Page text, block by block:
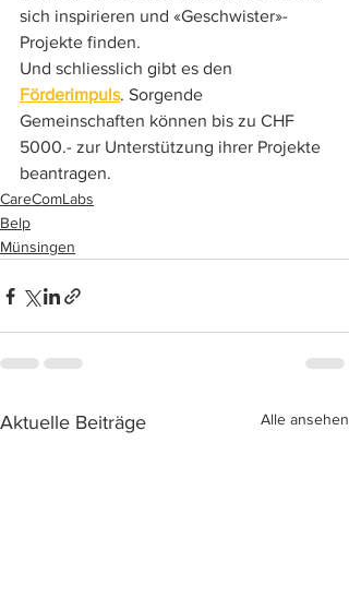
sich inspirieren und «Geschwister»-
Projekte finden.
Und schliesslich gibt es den
Förderimpuls. Sorgende
Gemeinschaften können bis zu CHF
5000.- zur Unterstützung ihrer Projekte
beantragen.
CareComLabs
Belp
Münsingen
Aktuelle Beiträge Alle ansehen